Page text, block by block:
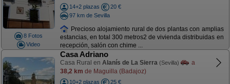
8 Fotos
Video
14+2 plazas
20 €
97 km de Sevilla
Precioso alojamiento rural de dos plantas con amplias
estancias, en total 300 metros2 de vivienda distribuidas en
recepción, salón con chime ...
Casa Adriano
Casa Rural en Alanís de La Sierra (Sevilla)
a
38,2 km de Maguilla (Badajoz)
10+2 plazas
25 €